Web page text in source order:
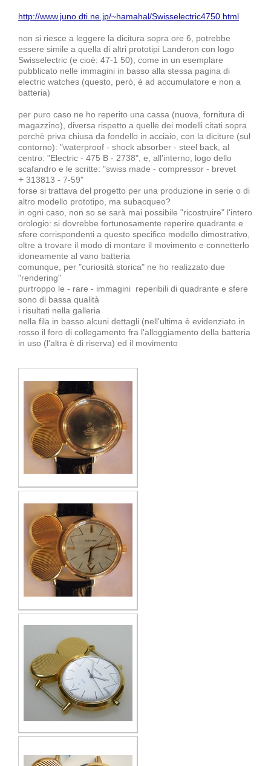
http://www.juno.dti.ne.jp/~hamahal/Swisselectric4750.html
non si riesce a leggere la dicitura sopra ore 6, potrebbe
essere simile a quella di altri prototipi Landeron con logo
Swisselectric (e cioè: 47-1 50), come in un esemplare
pubblicato nelle immagini in basso alla stessa pagina di
electric watches (questo, però, è ad accumulatore e non a
batteria)
per puro caso ne ho reperito una cassa (nuova, fornitura di
magazzino), diversa rispetto a quelle dei modelli citati sopra
perchè priva chiusa da fondello in acciaio, con la diciture (sul
contorno): "waterproof - shock absorber - steel back, al
centro: "Electric - 475 B - 2738", e, all'interno, logo dello
scafandro e le scritte: "swiss made - compressor - brevet
+ 313813 - 7-59"
forse si trattava del progetto per una produzione in serie o di
altro modello prototipo, ma subacqueo?
in ogni caso, non so se sarà mai possibile "ricostruire" l'intero
orologio: si dovrebbe fortunosamente reperire quadrante e
sfere corrispondenti a questo specifico modello dimostrativo,
oltre a trovare il modo di montare il movimento e connetterlo
idoneamente al vano batteria
comunque, per "curiosità storica" ne ho realizzato due
"rendering"
purtroppo le - rare - immagini reperibili di quadrante e sfere
sono di bassa qualità
i risultati nella galleria
nella fila in basso alcuni dettagli (nell'ultima è evidenziato in
rosso il foro di collegamento fra l'alloggiamento della batteria
in uso (l'altra è di riserva) ed il movimento